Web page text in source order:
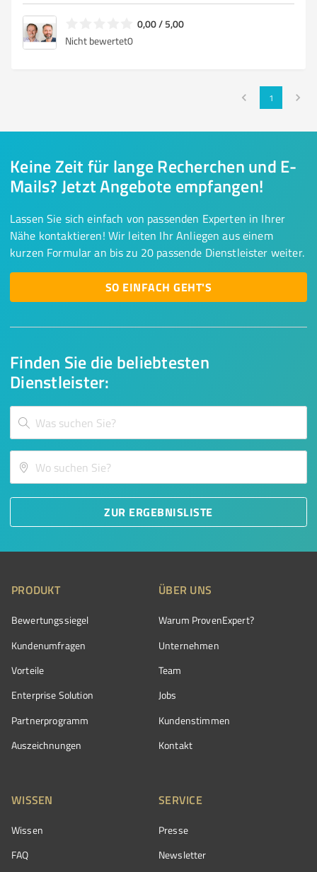
0,00 / 5,00
Nicht bewertet0
1
Finden Sie die beliebtesten
Dienstleister:
ZUR ERGEBNISLISTE
Keine Zeit für lange Recherchen und E-
Mails? Jetzt Angebote empfangen!
Lassen Sie sich einfach von passenden Experten in Ihrer
Nähe kontaktieren! Wir leiten Ihr Anliegen aus einem
kurzen Formular an bis zu 20 passende Dienstleister weiter.
SO EINFACH GEHT'S
PRODUKT
Bewertungssiegel
Kundenumfragen
Vorteile
Enterprise Solution
Partnerprogramm
Auszeichnungen
ÜBER UNS
Warum ProvenExpert?
Unternehmen
Team
Jobs
Kundenstimmen
Kontakt
WISSEN
Wissen
FAQ
SERVICE
Presse
Newsletter